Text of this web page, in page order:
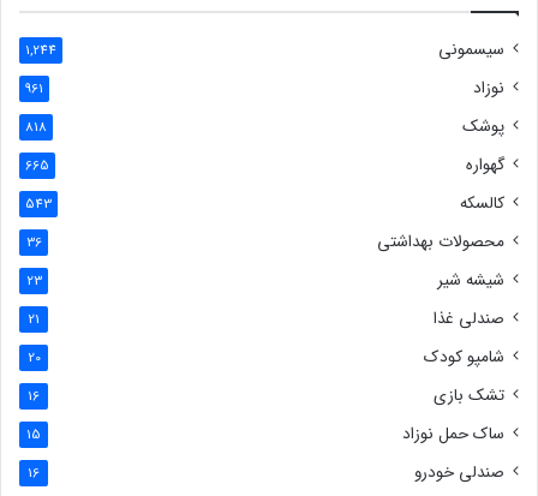
سیسمونی 1,244
نوزاد 961
پوشک 818
گهواره 665
کالسکه 543
محصولات بهداشتی 36
شیشه شیر 23
صندلی غذا 21
شامپو کودک 20
تشک بازی 16
ساک حمل نوزاد 15
صندلی خودرو 16